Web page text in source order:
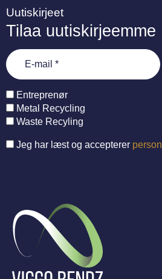
Uutiskirjeet
Tilaa uutiskirjeemme
Entreprenør
Metal Recycling
Waste Recyling
Jeg har læst og accepterer